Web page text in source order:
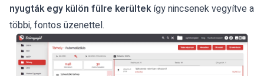
nyugták egy külön fülre kerültekígy nincsenek vegyítve a
többi, fontos üzenettel.